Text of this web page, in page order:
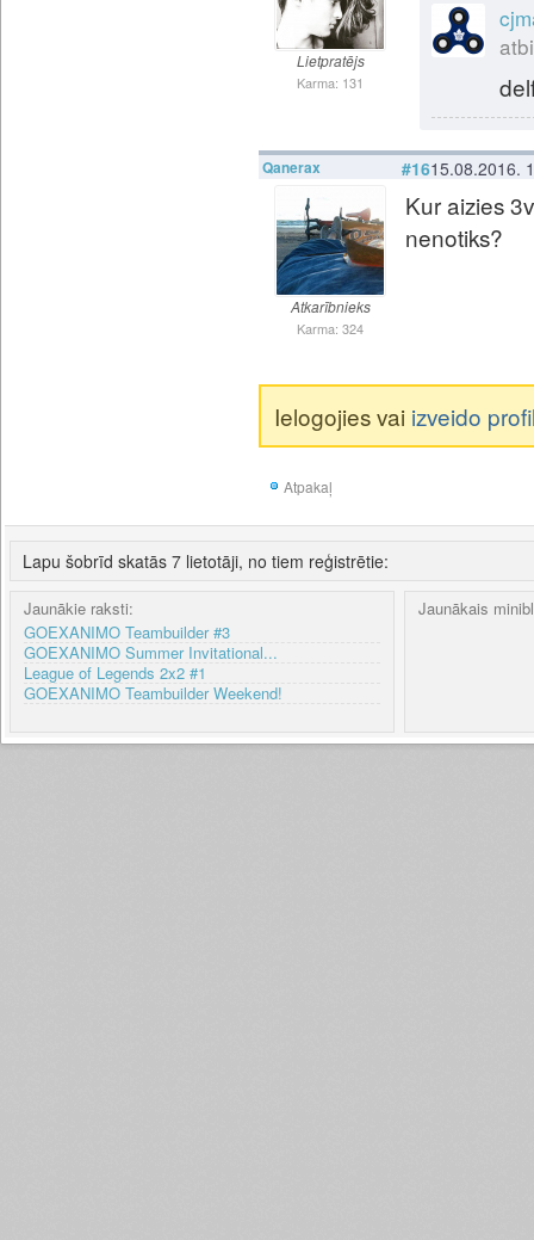
Lietpratējs
Karma: 131
Qanerax
Atkarībnieks
Karma: 324
#1615.08.2016.
Kur aizies
nenotiks?
Ielogojies vai izveido
Atpakaļ
Lapu šobrīd skatās 7 lietotāji, no tiem reģistrētie:
Jaunākie raksti:
GOEXANIMO Teambuilder #3
GOEXANIMO Summer Invitational...
League of Legends 2x2 #1
GOEXANIMO Teambuilder Weekend!
Jaunākais